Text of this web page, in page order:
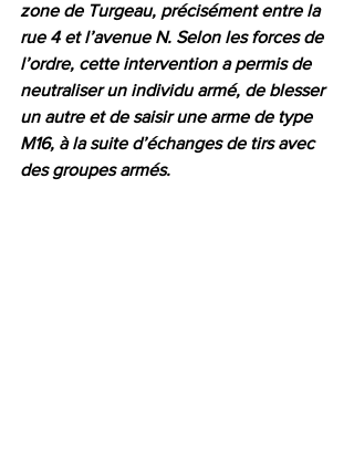
zone de Turgeau, précisément entre la
rue 4 et l’avenue N. Selon les forces de
l’ordre, cette intervention a permis de
neutraliser un individu armé, de blesser
un autre et de saisir une arme de type
M16, à la suite d’échanges de tirs avec
des groupes armés.